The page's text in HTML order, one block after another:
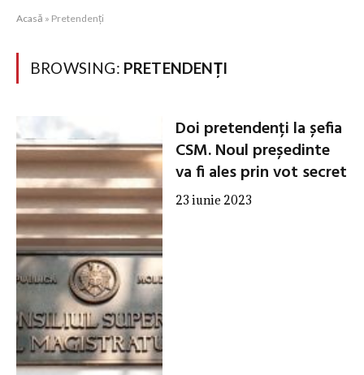
Acasă » Pretendenți
BROWSING: PRETENDENȚI
Doi pretendenți la șefia
CSM. Noul președinte
va fi ales prin vot secret
23 iunie 2023